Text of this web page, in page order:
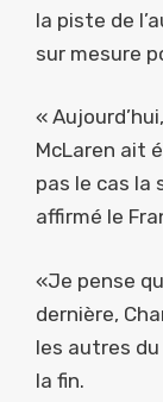
la piste de
sur mesure
«
McLaren ait
pas le cas la
affirmé le
«Je pense
dernière,
les autres
la fin.